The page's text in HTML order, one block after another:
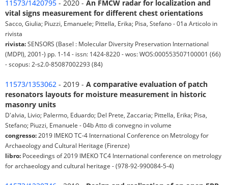
11573/1420795 - 2020 - An FMCW radar for localization and
vital signs measurement for different chest orientations
Sacco, Giulia; Piuzzi, Emanuele; Pittella, Erika; Pisa, Stefano - 01a Articolo in
rivista
rivista:SENSORS (Basel : Molecular Diversity Preservation International
(MDPI), 2001-) pp. 1-14 - issn: 1424-8220 - wos: WOS:000553507100001 (66)
- scopus: 2-s2.0-85087002293 (84)
11573/1353062 - 2019 - A comparative evaluation of patch
resonators layouts for moisture measurement in historic
masonry units
D'alvia, Livio; Palermo, Eduardo; Del Prete, Zaccaria; Pittella, Erika; Pisa,
Stefano; Piuzzi, Emanuele - 04b Atto di convegno in volume
congresso: 2019 IMEKO TC-4 International Conference on Metrology for
Archaeology and Cultural Heritage (Firenze)
libro: Poceedings of 2019 IMEKO TC4 International conference on metrology
for archaeology and cultural heritage - (978-92-990084-5-4)